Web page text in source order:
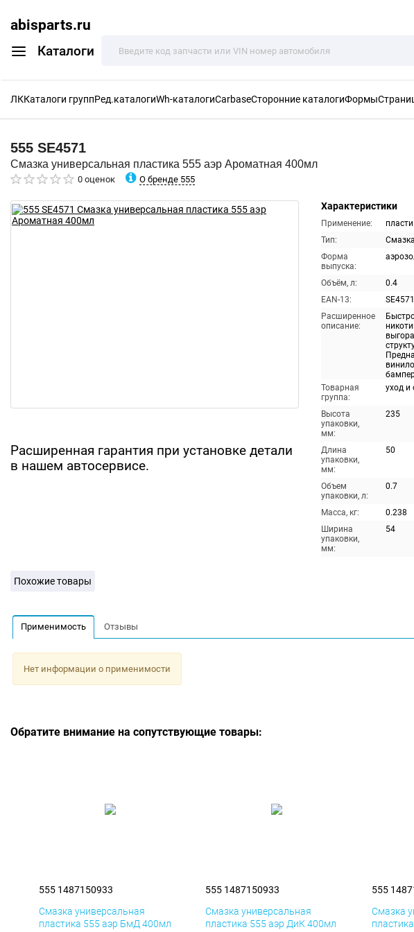
abisparts.ru
Каталоги
ЛККаталоги группРед.каталогиWh-каталогиCarbaseСторонние каталогиФормы
555 SE4571
Смазка универсальная пластика 555 аэр Ароматная 400мл
0 оценок О бренде 555
Расширенная гарантия при установке детали
в нашем автосервисе.
Характеристики
Применение:
Тип:
Форма
выпуска:
Объём, л:
0.4
EAN-13:
SE4571
Расширенное
описание:
Товарная
группа:
уход и
Высота
упаковки,
мм:
235
Длина
упаковки,
мм:
50
Объем
упаковки, л:
0.7
Масса, кг:
0.238
Ширина
упаковки,
мм:
54
Похожие товары
Применимость Отзывы
Нет информации о применимости
Обратите внимание на сопутствующие товары:
555 1487150933
Смазка универсальная
пластика 555 аэр БмД 400мл
555 1487150933
Смазка универсальная
пластика 555 аэр ДиК 400мл
555
Смазка